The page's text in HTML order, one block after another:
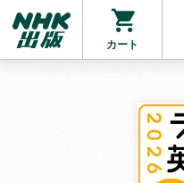
カート